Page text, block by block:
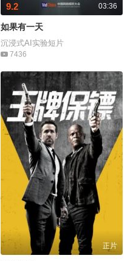
03:36
9.2
如果有一天
沉浸式AI实验短片
7436
正片